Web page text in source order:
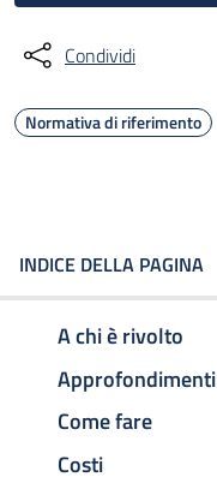
Condividi
Normativa di riferimento
INDICE DELLA PAGINA
A chi è rivolto
Approfondimenti
Come fare
Costi